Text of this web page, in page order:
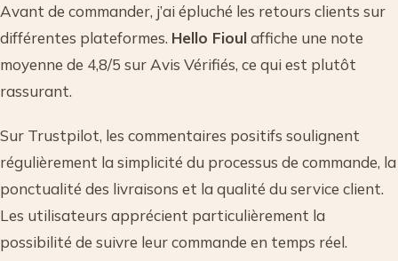
Avant de commander, j’ai épluché les retours clients sur
différentes plateformes. Hello Fioulaffiche une note
moyenne de 4,8/5 sur Avis Vérifiés, ce qui est plutôt
rassurant.
Sur Trustpilot, les commentaires positifs soulignent
régulièrement la simplicité du processus de commande, la
ponctualité des livraisons et la qualité du service client.
Les utilisateurs apprécient particulièrement la
possibilité de suivre leur commande en temps réel.